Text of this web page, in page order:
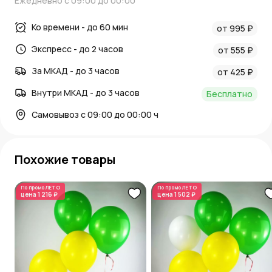
Ко времени - до 60 мин
от 995 ₽
Экспресс - до 2 часов
от 555 ₽
За МКАД - до 3 часов
от 425 ₽
Внутри МКАД - до 3 часов
Бесплатно
Самовывоз с 09:00 до 00:00 ч
Похожие товары
По промоЛЕТО
цена 1 216 ₽
По промоЛЕТО
цена 1 502 ₽